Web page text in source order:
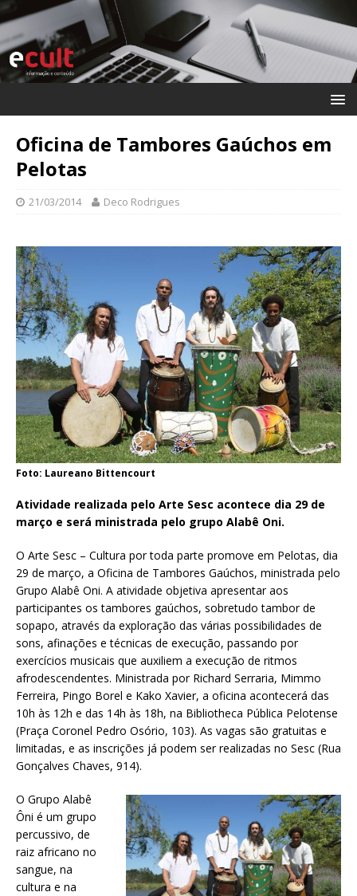
Oficina de Tambores Gaúchos em
Pelotas
21/03/2014 Deco Rodrigues
Foto: Laureano Bittencourt
Atividade realizada pelo Arte Sesc acontece dia 29 de
março e será ministrada pelo grupo Alabê Oni.
O Arte Sesc – Cultura por toda parte promove em Pelotas, dia
29 de março, a Oficina de Tambores Gaúchos, ministrada pelo
Grupo Alabê Oni. A atividade objetiva apresentar aos
participantes os tambores gaúchos, sobretudo tambor de
sopapo, através da exploração das várias possibilidades de
sons, afinações e técnicas de execução, passando por
exercícios musicais que auxiliem a execução de ritmos
afrodescendentes. Ministrada por Richard Serraria, Mimmo
Ferreira, Pingo Borel e Kako Xavier, a oficina acontecerá das
10h às 12h e das 14h às 18h, na Bibliotheca Pública Pelotense
(Praça Coronel Pedro Osório, 103). As vagas são gratuitas e
limitadas, e as inscrições já podem ser realizadas no Sesc (Rua
Gonçalves Chaves, 914).
O Grupo Alabê
Ôni é um grupo
percussivo, de
raiz africano no
sangue, na
cultura e na